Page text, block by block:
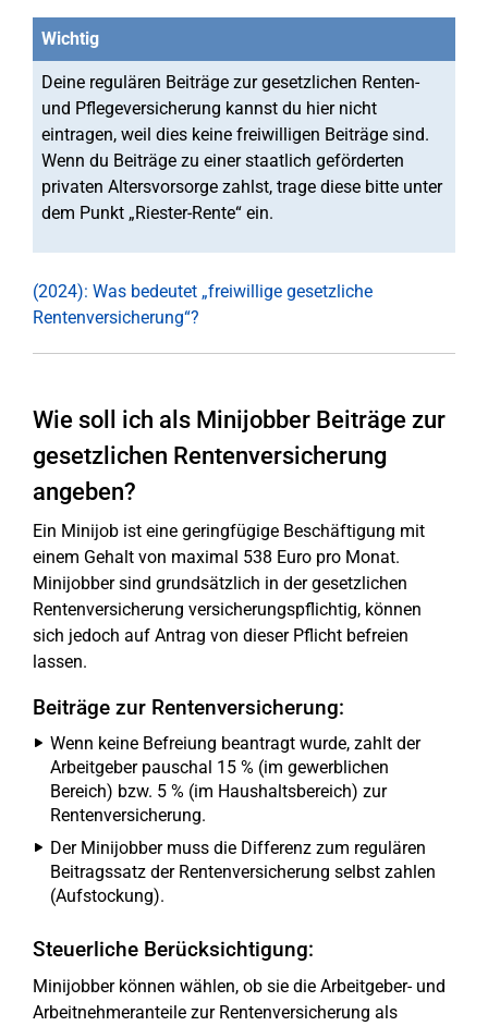
Wichtig
Deine regulären Beiträge zur gesetzlichen Renten-
und Pflegeversicherung kannst du hier nicht
eintragen, weil dies keine freiwilligen Beiträge sind.
Wenn du Beiträge zu einer staatlich geförderten
privaten Altersvorsorge zahlst, trage diese bitte unter
dem Punkt „Riester-Rente“ ein.
(2024): Was bedeutet „freiwillige gesetzliche
Rentenversicherung“?
Wie soll ich als Minijobber Beiträge zur
gesetzlichen Rentenversicherung
angeben?
Ein Minijob ist eine geringfügige Beschäftigung mit
einem Gehalt von maximal 538 Euro pro Monat.
Minijobber sind grundsätzlich in der gesetzlichen
Rentenversicherung versicherungspflichtig, können
sich jedoch auf Antrag von dieser Pflicht befreien
lassen.
Beiträge zur Rentenversicherung:
Wenn keine Befreiung beantragt wurde, zahlt der
Arbeitgeber pauschal 15 % (im gewerblichen
Bereich) bzw. 5 % (im Haushaltsbereich) zur
Rentenversicherung.
Der Minijobber muss die Differenz zum regulären
Beitragssatz der Rentenversicherung selbst zahlen
(Aufstockung).
Steuerliche Berücksichtigung:
Minijobber können wählen, ob sie die Arbeitgeber- und
Arbeitnehmeranteile zur Rentenversicherung als